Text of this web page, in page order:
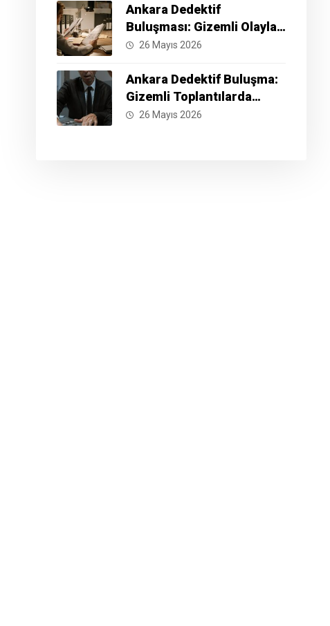
Ankara Dedektif
Buluşması: Gizemli Olayları
Çözmek İçin Hazır Mısınız?
26 Mayıs 2026
Ankara Dedektif Buluşma:
Gizemli Toplantılarda
Neler Yaşanıyor?
26 Mayıs 2026